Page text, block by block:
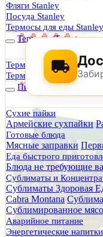
Фляги Stanley
Посуда Stanley
Термосы для еды Stanley
Термосы Tyeso
Термокружки Tyeso
Термобутылки Tyeso
Питание
Сухие пайки
Армейские сухпайки
Готовые блюда
Мясные заправки
Еда быстрого
Блюда не требующие
Сублиматы и
Сублиматы Здоровая
Cabra Montana
Сублимированное мясо
Аварийное питание
Энергетические напитки
0
По
Заранее
Главная
Каталог товаров
Медицина
Дыхательная